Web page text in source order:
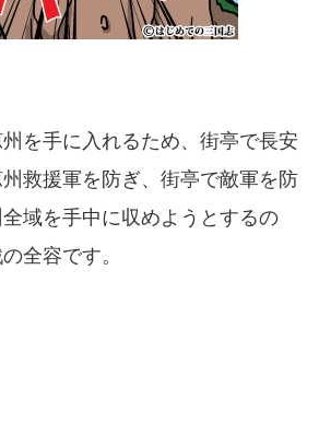
を手に入れるため、街亭で長安
救援軍を防ぎ、街亭で敵軍を防
域を手中に収めようとするの
全容です。